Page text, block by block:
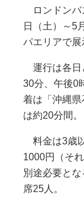
ロンドンバ
日（土）～5
パエリアで展
運行は各日
30分、午後0
着は「沖縄
は約20分間。
料金は3歳
1000円（そ
別途必要と
席25人。